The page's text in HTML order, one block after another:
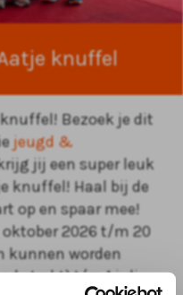
knuffel
knuffel! Bezoek je dit
jeugd &
jij een super leuk
knuffel! Haal bij de
op en spaar mee!
oktober 2026 t/m 20
kunnen worden
strekt) t/m 1 juli